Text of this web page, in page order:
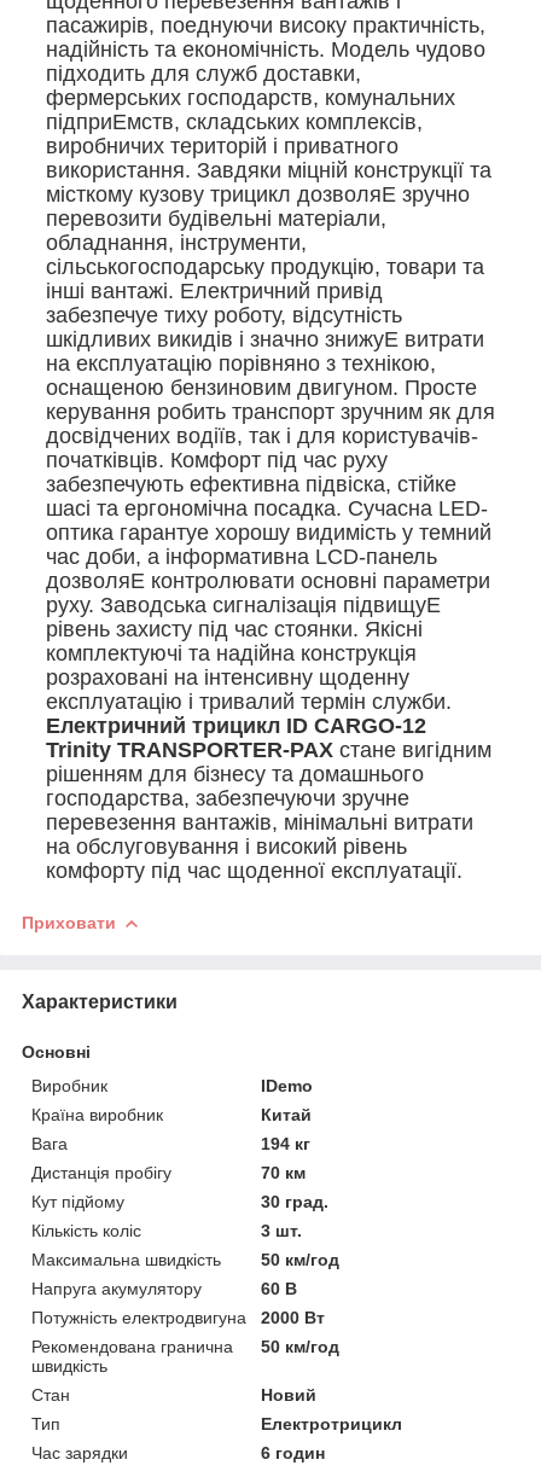
пасажирів, поеднуючи високу практичність,
надійність та економічність. Модель чудово
підходить для служб доставки,
фермерських господарств, комунальних
підприЕмств, складських комплексів,
виробничих територій і приватного
використання. Завдяки міцній конструкції та
місткому кузову трицикл дозволяЕ зручно
перевозити будівельні матеріали,
обладнання, інструменти,
сільськогосподарську продукцію, товари та
інші вантажі. Електричний привід
забезпечуе тиху роботу, відсутність
шкідливих викидів і значно знижуЕ витрати
на експлуатацію порівняно з технікою,
оснащеною бензиновим двигуном. Просте
керування робить транспорт зручним як для
досвідчених водіїв, так і для користувачів-
початківців. Комфорт під час руху
забезпечують ефективна підвіска, стійке
шасі та ергономічна посадка. Сучасна LED-
оптика гарантуе хорошу видимість у темний
час доби, а інформативна LCD-панель
дозволяЕ контролювати основні параметри
руху. Заводська сигналізація підвищуЕ
рівень захисту під час стоянки. Якісні
комплектуючі та надійна конструкція
розраховані на інтенсивну щоденну
експлуатацію і тривалий термін служби.
Електричний трицикл ID CARGO-12
Trinity TRANSPORTER-PAX стане вигідним
рішенням для бізнесу та домашнього
господарства, забезпечуючи зручне
перевезення вантажів, мінімальні витрати
на обслуговування і високий рівень
комфорту під час щоденної експлуатації.
Приховати
Характеристики
Основні
Виробник
IDemo
Країна виробник
Китай
Вага
194 кг
Дистанція пробігу
70 км
Кут підйому
30 град.
Кількість коліс
3 шт.
Максимальна швидкість
50 км/год
Напруга акумулятору
60 В
Потужність електродвигуна
2000 Вт
Рекомендована гранична
швидкість
50 км/год
Стан
Новий
Тип
Електротрицикл
Час зарядки
6 годин